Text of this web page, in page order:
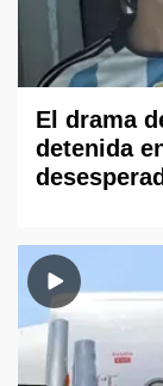
El drama
detenida